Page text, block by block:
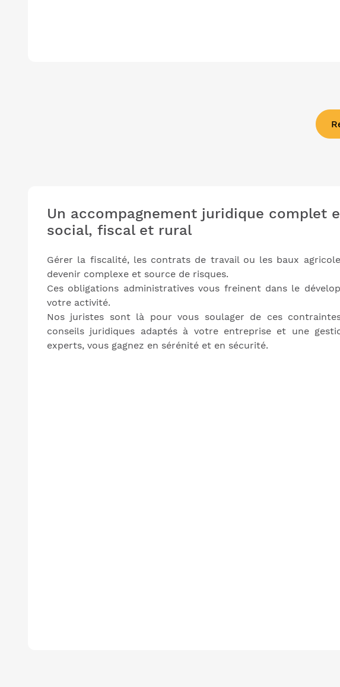
Un accompagnement juridique complet
social, fiscal et rural
Gérer la fiscalité, les contrats de travail ou les baux
devenir complexe et source de risques.
Ces obligations administratives vous freinent dans le
votre activité.
Nos juristes sont là pour vous soulager de ces
conseils juridiques adaptés à votre entreprise et une
experts, vous gagnez en sérénité et en sécurité.